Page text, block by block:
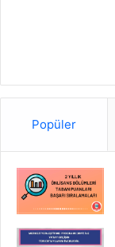
Popüler